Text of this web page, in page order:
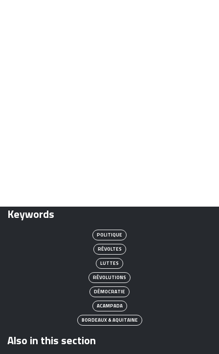
Keywords
POLITIQUE
RÉVOLTES
LUTTES
RÉVOLUTIONS
DÉMOCRATIE
ACAMPADA
BORDEAUX & AQUITAINE
Also in this section